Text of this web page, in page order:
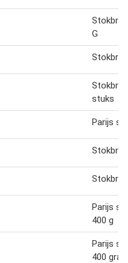
G
stuks
Parijs
Parijs
400 g
Parijs
400